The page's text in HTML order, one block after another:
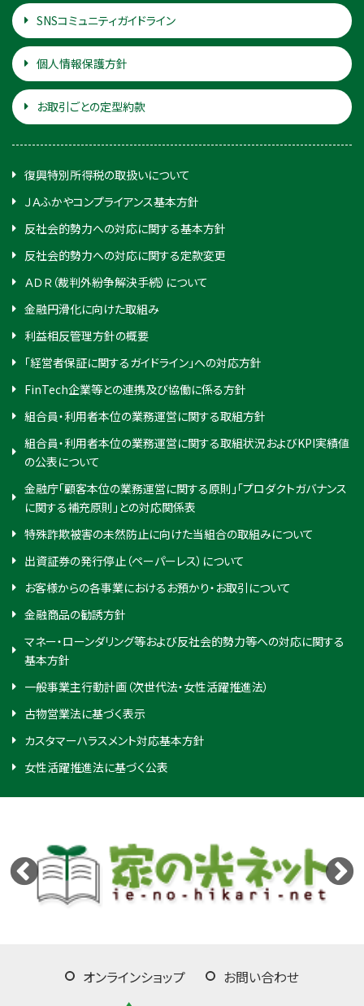
SNSコミュニティガイドライン
個人情報保護方針
お取引ごとの定型約款
復興特別所得税の取扱いについて
ＪＡふかやコンプライアンス基本方針
反社会的勢力への対応に関する基本方針
反社会的勢力への対応に関する定款変更
ＡＤＲ（裁判外紛争解決手続）について
金融円滑化に向けた取組み
利益相反管理方針の概要
「経営者保証に関するガイドライン」への対応方針
FinTech企業等との連携及び協働に係る方針
組合員・利用者本位の業務運営に関する取組方針
組合員・利用者本位の業務運営に関する取組状況およびKPI実績値
の公表について
金融庁「顧客本位の業務運営に関する原則」「プロダクトガバナンス
に関する補充原則」との対応関係表
特殊詐欺被害の未然防止に向けた当組合の取組みについて
出資証券の発行停止（ペーパーレス）について
お客様からの各事業におけるお預かり・お取引について
金融商品の勧誘方針
マネー・ローンダリング等および反社会的勢力等への対応に関する
基本方針
一般事業主行動計画（次世代法・女性活躍推進法）
古物営業法に基づく表示
カスタマーハラスメント対応基本方針
女性活躍推進法に基づく公表
オンラインショップ お問い合わせ